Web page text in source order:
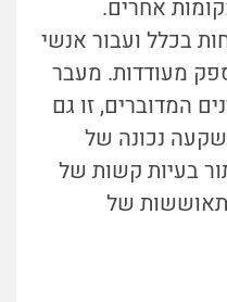
אחרים.
בכלל ועבור אנשי
מעודדות. מעבר
המדוברים, זו גם
נכונה של
בעיות קשות של
של